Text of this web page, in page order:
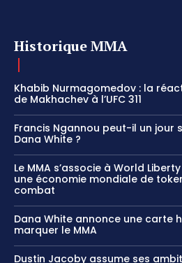
Historique MMA
Khabib Nurmagomedov : la
de Makhachev à l’UFC 311
Francis Ngannou peut-il un jour
Dana White ?
Le MMA s’associe à World
une économie mondiale de
combat
Dana White annonce une carte
marquer le MMA
Dustin Jacoby assume ses